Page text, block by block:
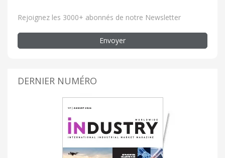
Rejoignez les 3000+ abonnés de notre Newsletter
Envoyer
DERNIER NUMÉRO